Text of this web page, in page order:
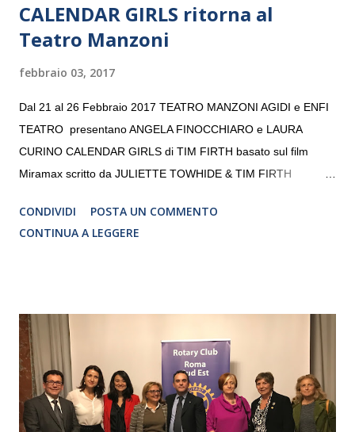
CALENDAR GIRLS ritorna al
Teatro Manzoni
febbraio 03, 2017
Dal 21 al 26 Febbraio 2017 TEATRO MANZONI AGIDI e ENFI
TEATRO presentano ANGELA FINOCCHIARO e LAURA
CURINO CALENDAR GIRLS di TIM FIRTH basato sul film
Miramax scritto da JULIETTE TOWHIDE & TIM FIRTH
CRISTINA PEZZOLI
CONDIVIDI
POSTA UN COMMENTO
CONTINUA A LEGGERE